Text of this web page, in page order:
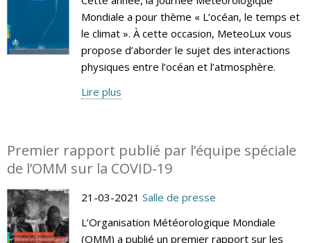
Mondiale a pour thème « L’océan, le temps et
le climat ». À cette occasion, MeteoLux vous
propose d’aborder le sujet des interactions
physiques entre l’océan et l’atmosphère.
Lire plus
Premier rapport publié par l’équipe spéciale
de l’OMM sur la COVID-19
21-03-2021 Salle de presse
L’Organisation Météorologique Mondiale
(OMM) a publié un premier rapport sur les